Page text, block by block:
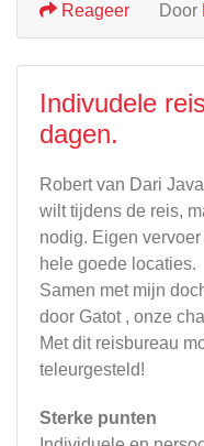
Door
Reageer
Indivudele
dagen.
Robert van Dari
wilt tijdens de reis,
nodig. Eigen
hele goede locaties.
Samen met mijn
door Gatot , onze
Met dit reisbureau
teleurgesteld!
Sterke punten